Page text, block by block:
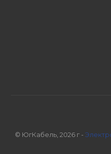
© ЮгКабель, 2026 г -